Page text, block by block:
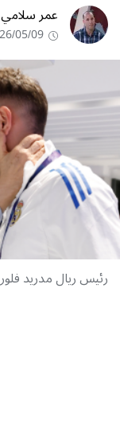
عمر سلامي
05/09
رئيس ريال مدريد